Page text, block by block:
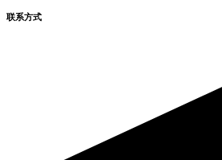
联系方式